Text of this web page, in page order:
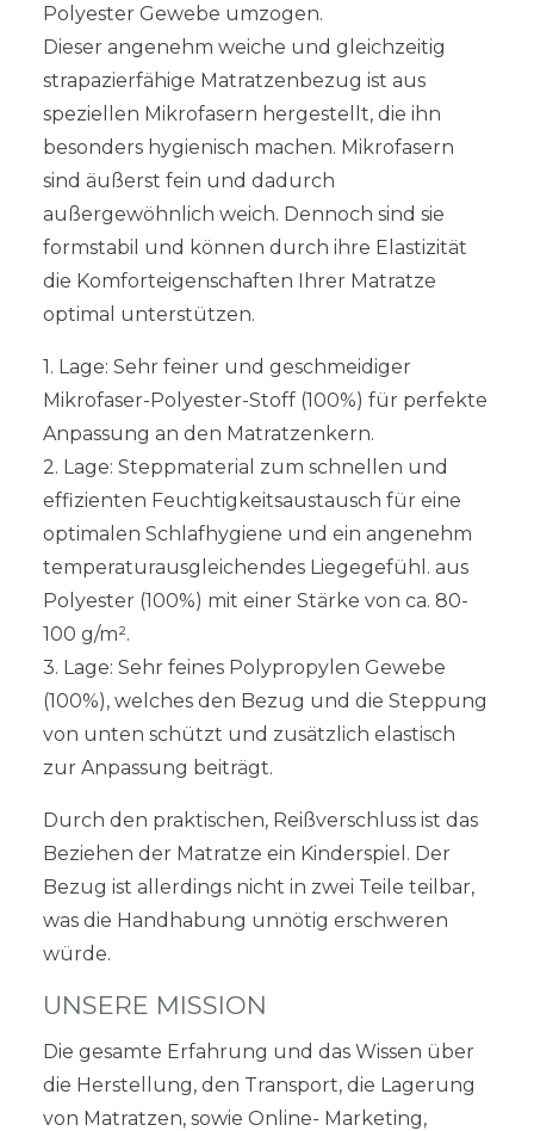
Polyester Gewebe umzogen.
Dieser angenehm weiche und gleichzeitig
strapazierfähige Matratzenbezug ist aus
speziellen Mikrofasern hergestellt, die ihn
besonders hygienisch machen. Mikrofasern
sind äußerst fein und dadurch
außergewöhnlich weich. Dennoch sind sie
formstabil und können durch ihre Elastizität
die Komforteigenschaften Ihrer Matratze
optimal unterstützen.
1. Lage: Sehr feiner und geschmeidiger
Mikrofaser-Polyester-Stoff (100%) für perfekte
Anpassung an den Matratzenkern.
2. Lage: Steppmaterial zum schnellen und
effizienten Feuchtigkeitsaustausch für eine
optimalen Schlafhygiene und ein angenehm
temperaturausgleichendes Liegegefühl. aus
Polyester (100%) mit einer Stärke von ca. 80-
100 g/m².
3. Lage: Sehr feines Polypropylen Gewebe
(100%), welches den Bezug und die Steppung
von unten schützt und zusätzlich elastisch
zur Anpassung beiträgt.
Durch den praktischen, Reißverschluss ist das
Beziehen der Matratze ein Kinderspiel. Der
Bezug ist allerdings nicht in zwei Teile teilbar,
was die Handhabung unnötig erschweren
würde.
UNSERE MISSION
Die gesamte Erfahrung und das Wissen über
die Herstellung, den Transport, die Lagerung
von Matratzen, sowie Online- Marketing,